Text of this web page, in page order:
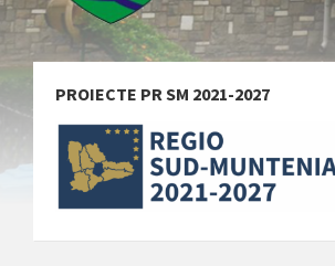
PROIECTE PR SM 2021-2027